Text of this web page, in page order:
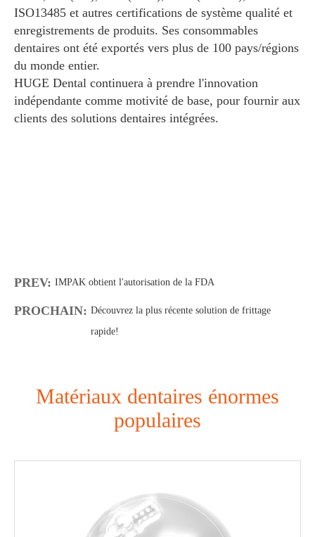
ISO13485 et autres certifications de système qualité et
enregistrements de produits. Ses consommables
dentaires ont été exportés vers plus de 100 pays/régions
du monde entier.
HUGE Dental continuera à prendre l'innovation
indépendante comme motivité de base, pour fournir aux
clients des solutions dentaires intégrées.
PREV: IMPAK obtient l'autorisation de la FDA
PROCHAIN: Découvrez la plus récente solution de frittage
rapide!
Matériaux dentaires énormes
populaires